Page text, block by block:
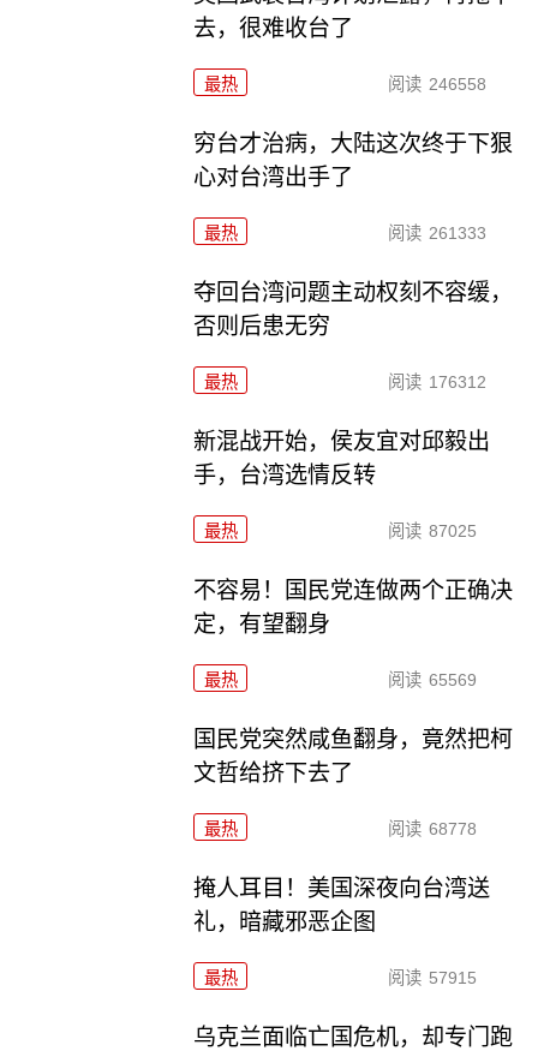
去，很难收台了
最热 阅读 246558
穷台才治病，大陆这次终于下狠
心对台湾出手了
最热 阅读 261333
夺回台湾问题主动权刻不容缓，
否则后患无穷
最热 阅读 176312
新混战开始，侯友宜对邱毅出
手，台湾选情反转
最热 阅读 87025
不容易！国民党连做两个正确决
定，有望翻身
最热 阅读 65569
国民党突然咸鱼翻身，竟然把柯
文哲给挤下去了
最热 阅读 68778
掩人耳目！美国深夜向台湾送
礼，暗藏邪恶企图
最热 阅读 57915
乌克兰面临亡国危机，却专门跑